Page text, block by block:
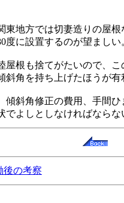
地方では切妻造りの屋根
に設置するのが望ましい
根も捨てがたいので、こ
角を持ち上げたほうが有
斜角修正の費用、手間
でよしとしなければならな
後の考察